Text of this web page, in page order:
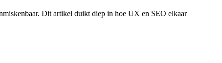
Dit artikel duikt diep in hoe UX en SEO elkaar